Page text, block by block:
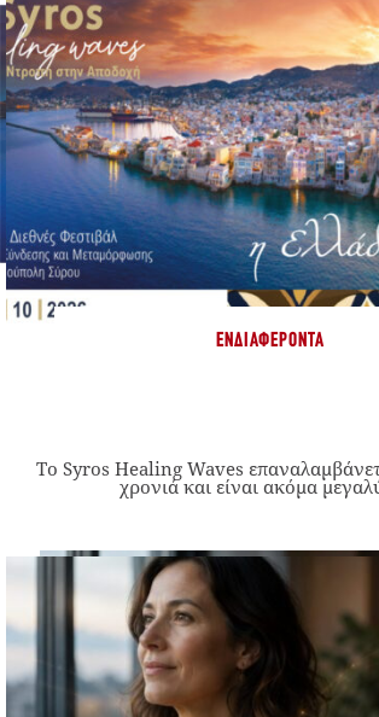
ΕΝΔΙΑΦΈΡΟΝΤΑ
Το Syros Healing Waves
χρονιά και είναι ακόμα